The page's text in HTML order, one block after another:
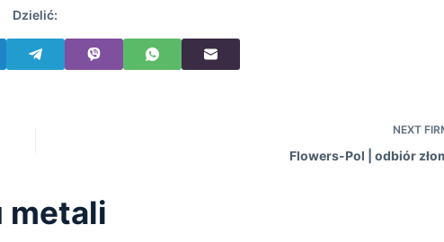
Dzielić:
NEXT
Flowers-Pol | оdbiór
metali